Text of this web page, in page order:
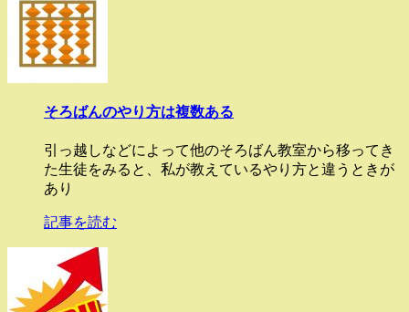
そろばんのやり方は複数ある
引っ越しなどによって他のそろばん教室から移ってき
た生徒をみると、私が教えているやり方と違うときが
あり
記事を読む